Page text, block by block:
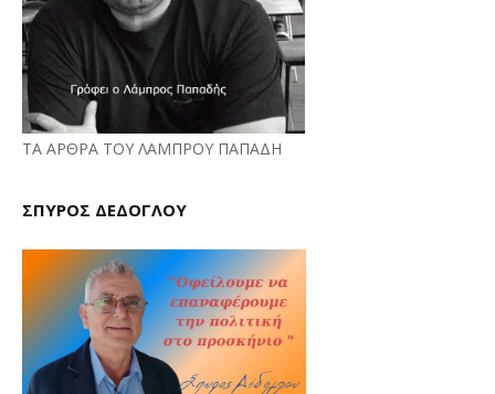
ΤΑ ΑΡΘΡΑ ΤΟΥ ΛΑΜΠΡΟΥ ΠΑΠΑΔΗ
ΣΠΥΡΟΣ ΔΕΔΟΓΛΟΥ